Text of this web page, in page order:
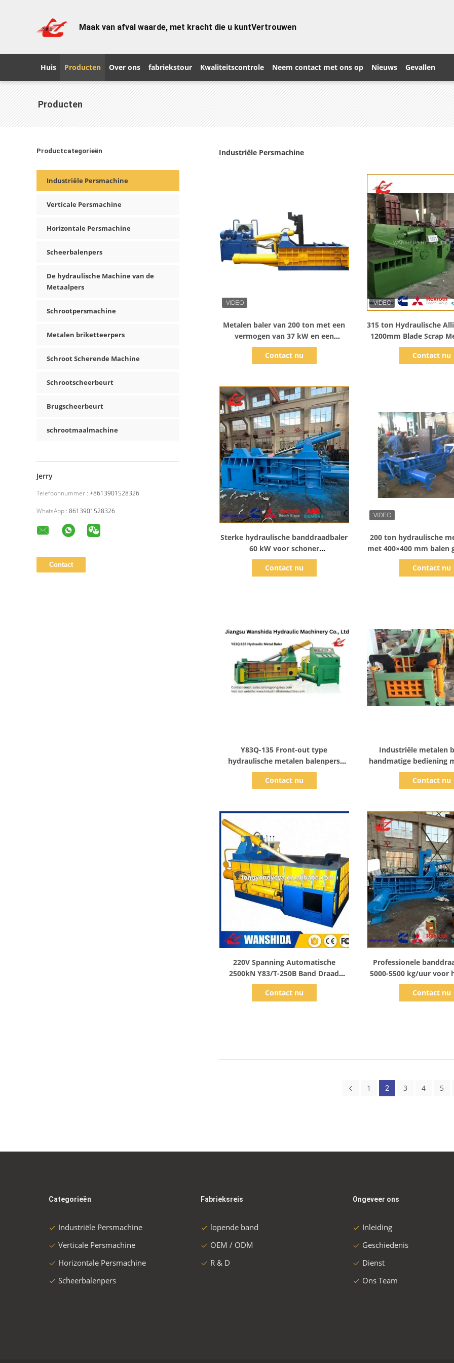
Maak van afval waarde, met kracht die u kuntVertrouwen
Huis Producten Over ons fabriekstour Kwaliteitscontrole Neem contact met ons op Nieuws Gevallen
Producten
Productcategorieën
Industriële Persmachine
Verticale Persmachine
Horizontale Persmachine
Scheerbalenpers
De hydraulische Machine van de
Metaalpers
Schrootpersmachine
Metalen briketteerpers
Schroot Scherende Machine
Schrootscheerbeurt
Brugscheerbeurt
schrootmaalmachine
Jerry
Telefoonnummer : +8613901528326
WhatsApp : 8613901528326
Industriële Persmachine
Metalen baler van 200 ton met een
vermogen van 37 kW en een
balensegment van 850 × 350 mm
voor de verwerking van staalschroot
Contact nu
315 ton Hydraulische
1200mm Blade Scrap
Machine voor staal
Contact nu
Sterke hydraulische banddraadbaler
60 kW voor schoner
werkplaatsbeheer en veiligere
bandenrecycling
Contact nu
200 ton hydraulische
met 400×400 mm balen
kW vermogen voor het
metaal
Contact nu
Y83Q-135 Front-out type
hydraulische metalen balenpers
voor exportverpakking en
ovenvoedingsvoorbereiding met
Contact nu
Industriële metalen
handmatige bediening
geluidsdruk van 1350
soepele werking voor
Contact nu
220V Spanning Automatische
2500kN Y83/T-250B Band Draad
Balenpers Machine Voor Compact
Schroot Band Staaldraad Recycling
Contact nu
Professionele
5000-5500 kg/uur voor
van
Contact nu
1 2 3 4 5
Categorieën
Industriële Persmachine
Verticale Persmachine
Horizontale Persmachine
Scheerbalenpers
Fabrieksreis
lopende band
OEM / ODM
R & D
Ongeveer ons
Inleiding
Geschiedenis
Dienst
Ons Team